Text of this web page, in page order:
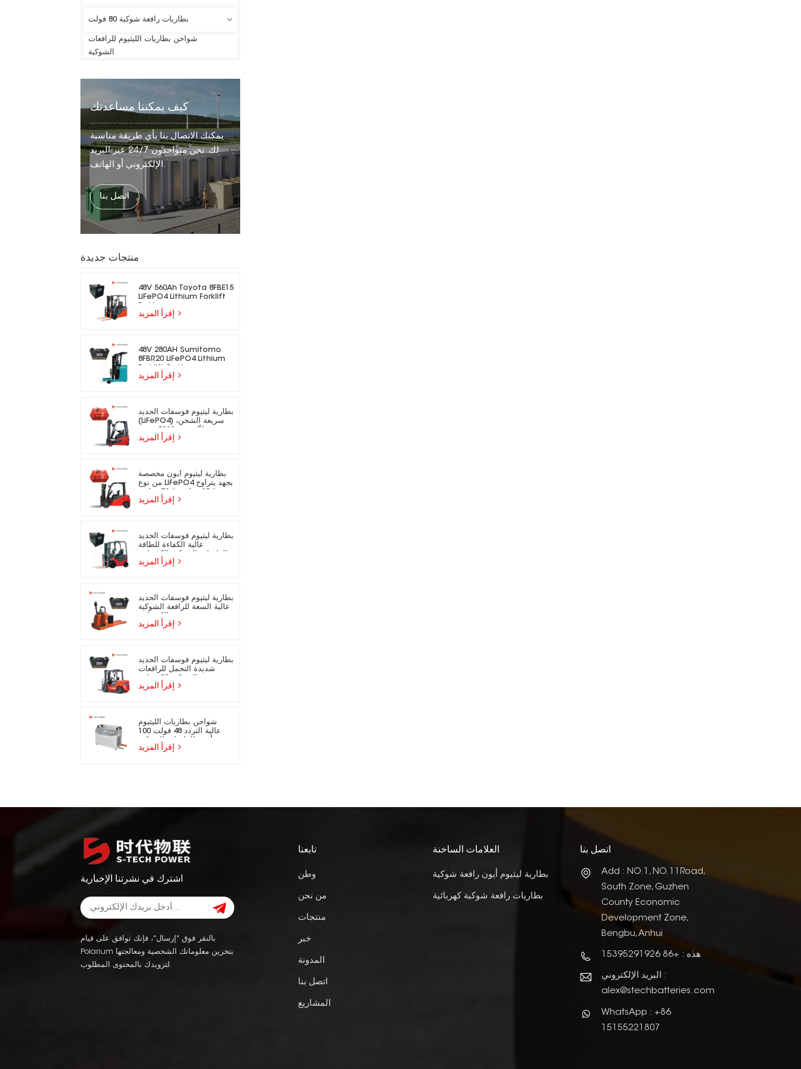
بطاريات رافعة شوكية 80 فولت
شواحن بطاريات الليثيوم للرافعات
الشوكية
كيف يمكننا مساعدتك
يمكنك الاتصال بنا بأي طريقة مناسبة
لك. نحن متواجدون 24/7 عبر البريد
الإلكتروني أو الهاتف.
اتصل بنا
منتجات جديدة
48V 560Ah Toyota 8FBE15
LiFePO4 Lithium Forklift
48V 280AH Sumitomo
8FBR20 LiFePO4 Lithium
بطارية ليثيوم فوسفات الحديد
(LiFePO4) سريعة الشحن،
مناسبة للرافعات الشوكية
بطارية ليثيوم أيون مخصصة
من نوع LiFePO4 بجهد يتراوح
مناسبة للرافعات الشوكية
بطارية ليثيوم فوسفات الحديد
عالية الكفاءة للطاقة
بطارية ليثيوم فوسفات الحديد
عالية السعة للرافعة الشوكية
بطارية ليثيوم فوسفات الحديد
شديدة التحمل للرافعات
شواحن بطاريات الليثيوم
عالية التردد 48 فولت 100
أمبير للرافعات الشوكية
اشترك في نشرتنا الإخبارية
بالنقر فوق "إرسال"، فإنك توافق على قيام
Polarium بتخزين معلوماتك الشخصية ومعالجتها
لتزويدك بالمحتوى المطلوب.
تابعنا
وطن
من نحن
منتجات
خبر
المدونة
اتصل بنا
المشاريع
العلامات الساخنة
بطارية ليثيوم أيون رافعة شوكية
بطاريات رافعة شوكية كهربائية
اتصل بنا
Add : NO.1, NO.11Road,
South Zone, Guzhen
County Economic
Development Zone,
Bengbu, Anhui
هذه : +86 15395291926
البريد الإلكتروني :
alex@stechbatteries.com
WhatsApp : +86
15155221807